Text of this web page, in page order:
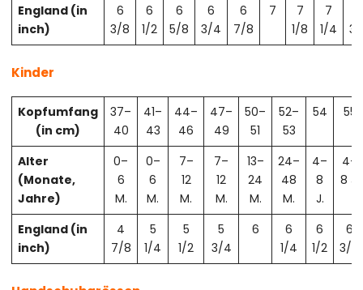
England (in
inch)
6
3/8
6
1/2
6
5/8
6
3/4
6
7/8
7
7
1/8
7
1/4
Kinder
Kopfumfang
(in cm)
37–
40
41–
43
44–
46
47–
49
50–
51
52–
53
54 55
Alter
(Monate,
Jahre)
0–
6
M.
0–
6
M.
7–
12
M.
7–
12
M.
13–
24
M.
24–
48
M.
4–
8
J.
4–
8 J.
England (in
inch)
4
7/8
5
1/4
5
1/2
5
3/4
6
6
1/4
6
1/2
6
3/4